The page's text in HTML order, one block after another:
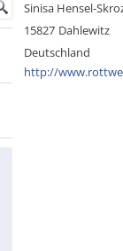
Sinisa Hensel-
15827 Dahlewitz
Deutschland
http://